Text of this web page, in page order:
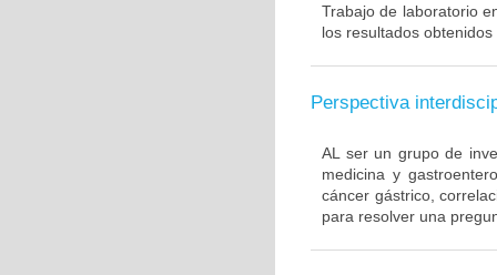
Trabajo de laboratorio
los resultados
Perspectiva
AL ser un grupo de
medicina y
cáncer gástrico,
para resolver una